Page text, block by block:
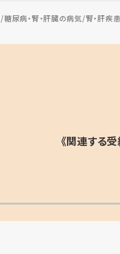
糖尿病・腎・肝臓の病気 腎・肝疾患
《関連する